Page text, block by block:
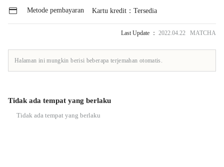
Metode pembayaran Kartu kredit：Tersedia
Last Update ： 2022.04.22 MATCHA
Halaman ini mungkin berisi beberapa terjemahan otomatis.
Tidak ada tempat yang berlaku
Tidak ada tempat yang berlaku